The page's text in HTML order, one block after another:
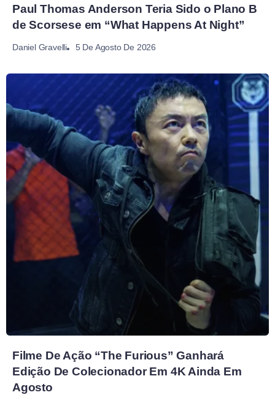
Paul Thomas Anderson Teria Sido o Plano B
de Scorsese em “What Happens At Night”
Daniel Gravelli 5 De Agosto De 2026
Filme De Ação “The Furious” Ganhará
Edição De Colecionador Em 4K Ainda Em
Agosto